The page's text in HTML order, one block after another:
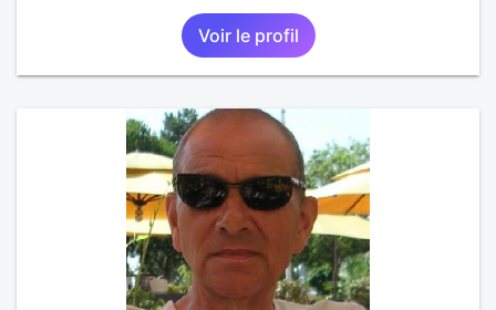
Voir le profil